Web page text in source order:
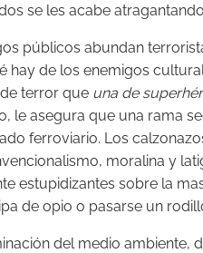
se les acabe
públicos abundan
hay de los enemigos
terror que una de
le asegura que una rama
ferroviario. Los
moralina y
estupidizantes sobre la
de opio o pasarse un
del medio ambiente,